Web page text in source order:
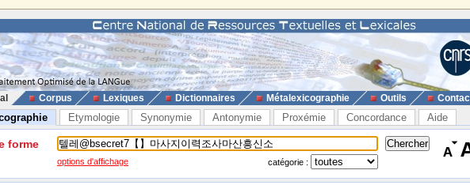
Corpus Lexiques Dictionnaires Métalexicographie Outils
Etymologie Synonymie Antonymie Proxémie Concordance Aide
forme
options d'affichage catégorie :